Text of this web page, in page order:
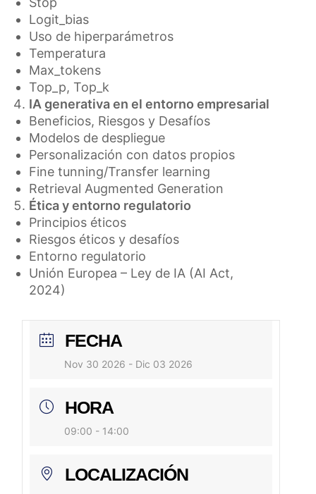
Logit_bias
Uso de hiperparámetros
Temperatura
Max_tokens
Top_p, Top_k
IA generativa en el entorno empresarial
Beneficios, Riesgos y Desafíos
Modelos de despliegue
Personalización con datos propios
Fine tunning/Transfer learning
Retrieval Augmented Generation
Ética y entorno regulatorio
Principios éticos
Riesgos éticos y desafíos
Entorno regulatorio
Unión Europea – Ley de IA (AI Act,
2024)
FECHA
Nov 30 2026 - Dic 03 2026
HORA
09:00 - 14:00
LOCALIZACIÓN